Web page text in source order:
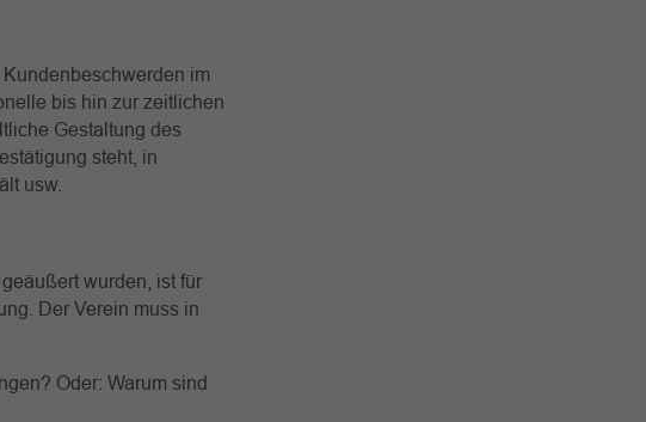
im
bis hin zur zeitlichen
Gestaltung des
steht, in
usw.
wurden, ist für
Der Verein muss in
Oder: Warum sind